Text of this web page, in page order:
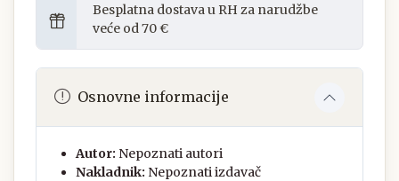
Besplatna dostava u RH za narudžbe
veće od 70 €
Osnovne informacije
Autor: Nepoznati autori
Nakladnik: Nepoznati izdavač